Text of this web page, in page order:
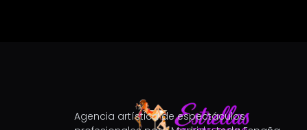
Agencia artística de espectáculos